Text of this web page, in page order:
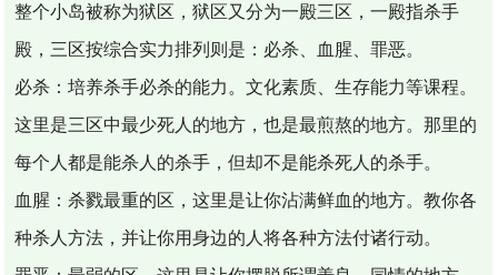
整个小岛被称为狱区，狱区又分为一殿三区，一殿指杀手
殿，三区按综合实力排列则是：必杀、血腥、罪恶。
必杀：培养杀手必杀的能力。文化素质、生存能力等课程。
这里是三区中最少死人的地方，也是最煎熬的地方。那里的
每个人都是能杀人的杀手，但却不是能杀死人的杀手。
血腥：杀戮最重的区，这里是让你沾满鲜血的地方。教你各
种杀人方法，并让你用身边的人将各种方法付诸行动。